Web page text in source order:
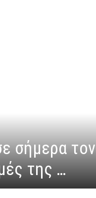
σήμερα τον
της …